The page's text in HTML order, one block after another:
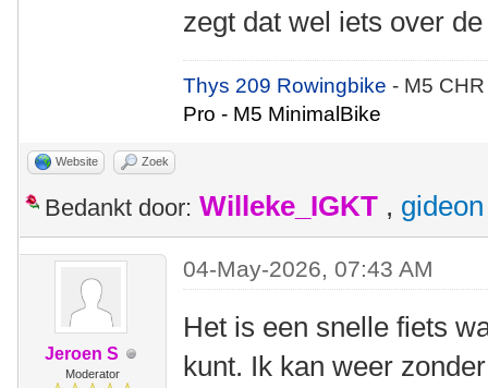
zegt dat wel iets over
Thys 209 Rowingbike- M5
Pro - M5 MinimalBike
Website Zoek
Bedankt door: Willeke_IGKT , gideon
Jeroen S
Moderator
04-May-2026, 07:43 AM
Het is een snelle fiets
kunt. Ik kan weer